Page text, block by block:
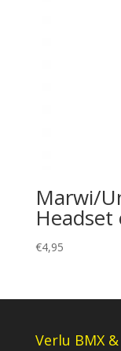
Marwi/
Headset
€4,95
Verlu BMX